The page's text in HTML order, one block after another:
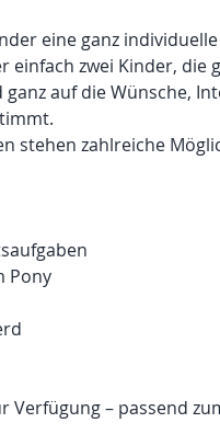
eine ganz
einfach zwei Kinder, die
auf die Wünsche,
stehen zahlreiche
Pony
Verfügung – passend